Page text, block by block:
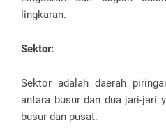
lingkaran.
Sektor:
Sektor adalah daerah
antara busur dan dua jari-jari
busur dan pusat.